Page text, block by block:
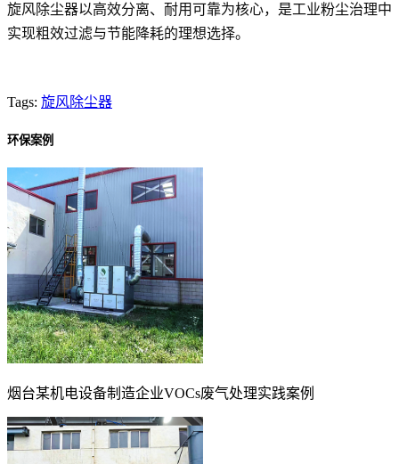
旋风除尘器以高效分离、耐用可靠为核心，是工业粉尘治理中
实现粗效过滤与节能降耗的理想选择。
Tags: 旋风除尘器
环保案例
烟台某机电设备制造企业VOCs废气处理实践案例